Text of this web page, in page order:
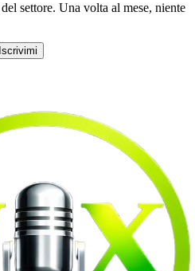
settore. Una volta al mese, niente
Iscrivimi